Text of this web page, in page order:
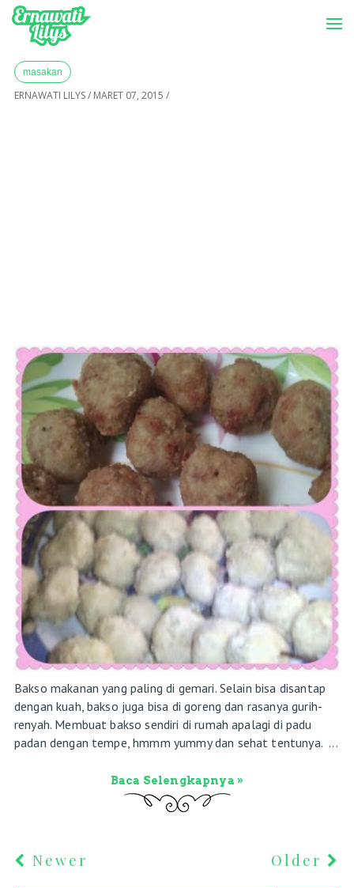
-->
Home»Archives for Maret 2015
masakan
ERNAWATI LILYS/ MARET 07, 2015 /
Bakso makanan yang paling di gemari. Selain bisa disantap
dengan kuah, bakso juga bisa di goreng dan rasanya gurih-
renyah. Membuat bakso sendiri di rumah apalagi di padu
padan dengan tempe, hmmm yummy dan sehat tentunya. ...
Baca Selengkapnya »
Newer Older